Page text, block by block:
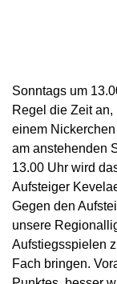
Sonntags um
Regel die Zeit
einem
am anstehenden
13.00 Uhr wird
Aufsteiger
Gegen den
unsere
Aufstiegsspielen
Fach bringen.